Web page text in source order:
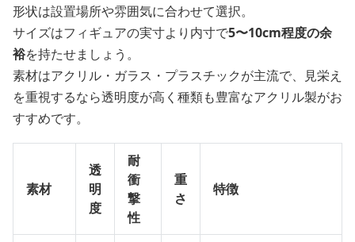
形状は設置場所や雰囲気に合わせて選択。
サイズはフィギュアの実寸より内寸で5〜10cm程度の余
裕を持たせましょう。
素材はアクリル・ガラス・プラスチックが主流で、見栄え
を重視するなら透明度が高く種類も豊富なアクリル製がお
すすめです。
素材
透
明
度
耐
衝
撃
性
重
さ
特徴